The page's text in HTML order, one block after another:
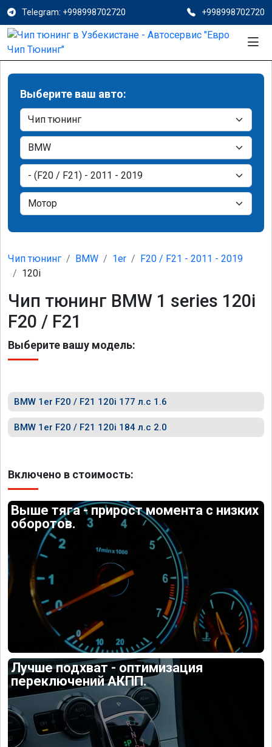
Telegram: +998998702720 +998998702720
Выберите ваш авто:
Чип тюнинг BMW 1er
F20 / F21 - 2011 - 2019
120i
Чип тюнинг BMW 1 series 120i
F20 / F21
Выберите вашу модель:
BMW 1er F20 / F21 120i 177 л.с 1.6
BMW 1er F20 / F21 120i 184 л.с 2.0
Включено в стоимость:
Выше тяга - прирост момента с низких
оборотов.
Лучше подхват - оптимизация
переключений АКПП.